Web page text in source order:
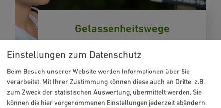
Gelassenheitswege
Einstellungen zum Datenschutz
Beim Besuch unserer Website werden Informationen über Sie
verarbeitet. Mit Ihrer Zustimmung können diese auch an Dritte, z.B.
zum Zweck der statistischen Auswertung, übermittelt werden. Sie
können die hier vorgenommenen Einstellungen jederzeit abändern.